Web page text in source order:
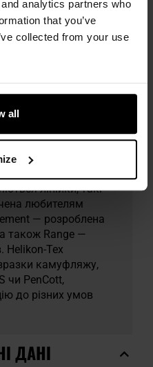
analytics partners who
that you’ve
collected from your use
all
на
мілітарного й
пропонує широкий
аксесуари, які
силових
лінійки, такі
любителям
— розроблена
також Range —
Helikon-Tex
камуфляжу,
чи PenCott,
до різних умов
ДАНІ